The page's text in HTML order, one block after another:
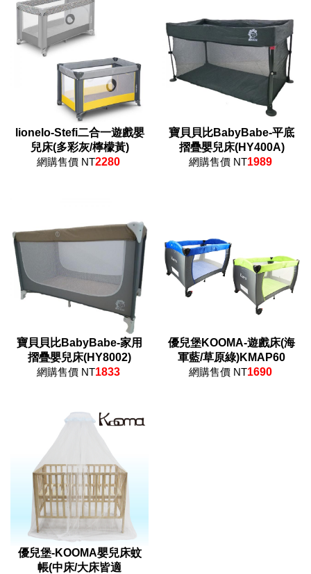
lionelo-Stefi二合一遊戲嬰
兒床(多彩灰/檸檬黃)
網購售價 NT2280
寶貝貝比BabyBabe-平底
摺疊嬰兒床(HY400A)
網購售價 NT1989
寶貝貝比BabyBabe-家用
摺疊嬰兒床(HY8002)
網購售價 NT1833
優兒堡KOOMA-遊戲床(海
軍藍/草原綠)KMAP60
網購售價 NT1690
優兒堡-KOOMA嬰兒床蚊
帳(中床/大床皆適